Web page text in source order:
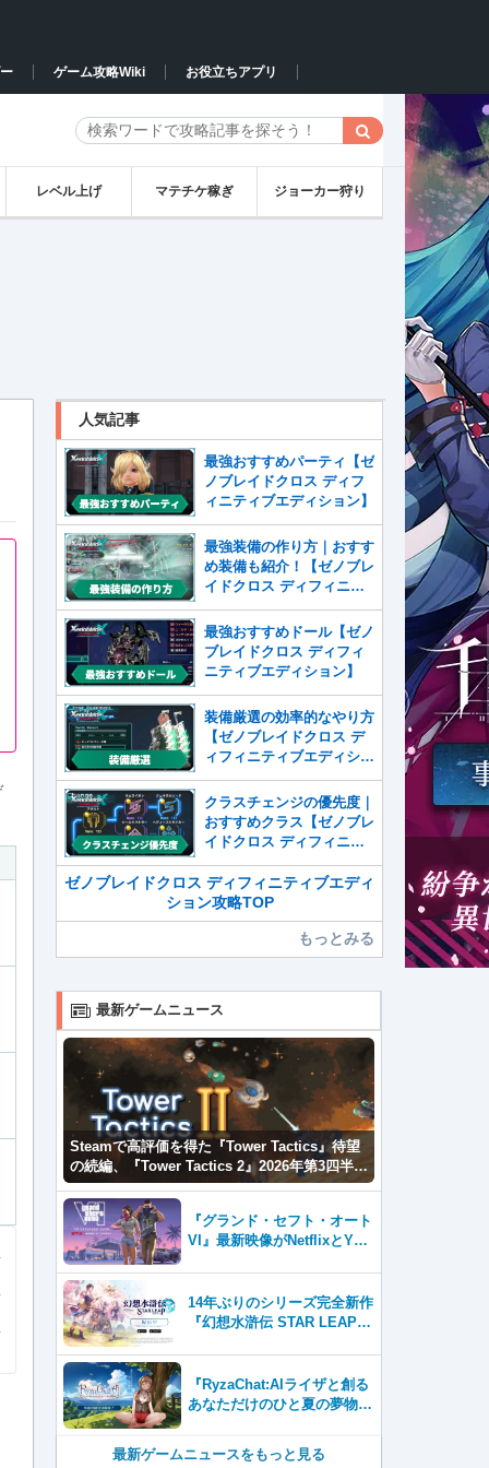
ゲーム攻略Wiki お役立ちアプリ
レベル上げ マテチケ稼ぎ ジョーカー狩り
人気記事
最強おすすめパーティ【ゼ
ノブレイドクロス ディフ
ィニティブエディション】
最強装備の作り方｜おすす
め装備も紹介！【ゼノブレ
イドクロス ディフィニテ
ィブエディション】
最強おすすめドール【ゼノ
ブレイドクロス ディフィ
ニティブエディション】
装備厳選の効率的なやり方
【ゼノブレイドクロス デ
ィフィニティブエディショ
ン】
クラスチェンジの優先度｜
おすすめクラス【ゼノブレ
イドクロス ディフィニテ
ィブエディション】
ゼノブレイドクロス ディフィニティブエディ
ション攻略TOP
もっとみる
最新ゲームニュース
Steamで高評価を得た『Tower Tactics』待望
の続編、『Tower Tactics 2』2026年第3四半期
に早期アクセス開始
『グランド・セフト・オート
VI』最新映像がNetflixとYou
14年ぶりのシリーズ完全新作
『幻想水滸伝 STAR LEAP』
『RyzaChat:AIライザと創る
あなただけのひと夏の夢物
テムはこれまでにない新鮮な
最新ゲームニュースをもっと見る